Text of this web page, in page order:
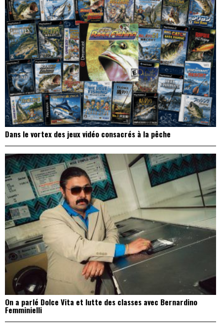
Dans le vortex des jeux vidéo consacrés à la pêche
On a parlé Dolce Vita et lutte des classes avec Bernardino
Femminielli